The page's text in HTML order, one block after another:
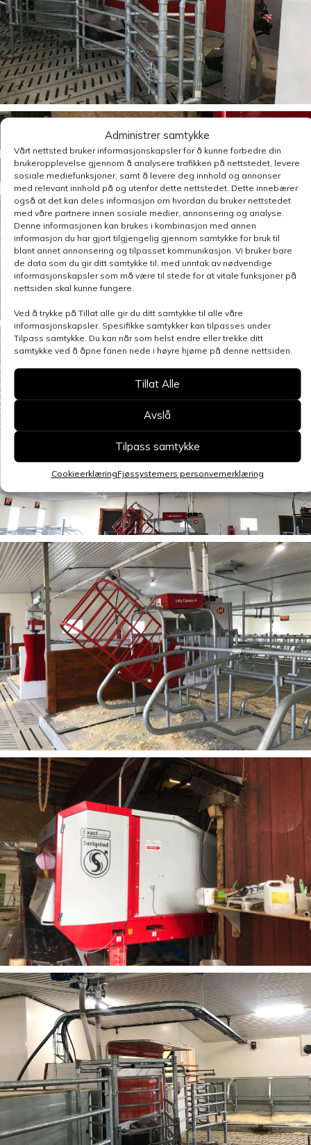
Administrer samtykke
Vårt nettsted bruker informasjonskapsler for å kunne forbedre din
brukeropplevelse gjennom å analysere trafikken på nettstedet, levere
sosiale mediefunksjoner, samt å levere deg innhold og annonser
med relevant innhold på og utenfor dette nettstedet. Dette innebærer
også at det kan deles informasjon om hvordan du bruker nettstedet
med våre partnere innen sosiale medier, annonsering og analyse.
Denne informasjonen kan brukes i kombinasjon med annen
informasjon du har gjort tilgjengelig gjennom samtykke for bruk til
blant annet annonsering og tilpasset kommunikasjon. Vi bruker bare
de data som du gir ditt samtykke til, med unntak av nødvendige
informasjonskapsler som må være til stede for at vitale funksjoner på
nettsiden skal kunne fungere.
Ved å trykke på Tillat alle gir du ditt samtykke til alle våre
informasjonskapsler. Spesifikke samtykker kan tilpasses under
Tilpass samtykke. Du kan når som helst endre eller trekke ditt
samtykke ved å åpne fanen nede i høyre hjørne på denne nettsiden.
Tillat Alle
Avslå
Tilpass samtykke
CookieerklæringFjøssystemers personvernerklæring